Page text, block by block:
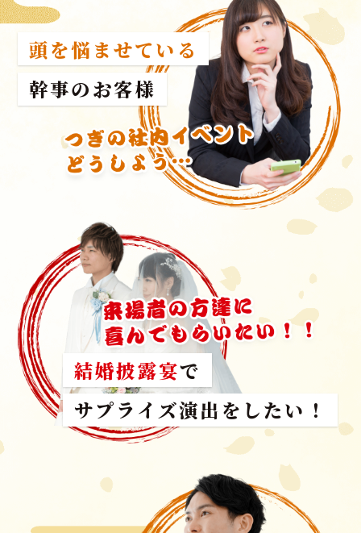
頭を悩ませている
幹事のお客様
結婚披露宴で
サプライズ演出をしたい！